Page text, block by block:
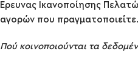
Έρευνας Ικανοποίησης
αγορών που πραγματοποιείτε.
Πού κοινοποιούνται τα